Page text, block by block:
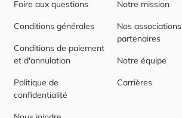
Foire aux questions
Conditions générales
Conditions de paiement
et d'annulation
Politique de
confidentialité
Notre mission
Nos associations
partenaires
Notre équipe
Carrières